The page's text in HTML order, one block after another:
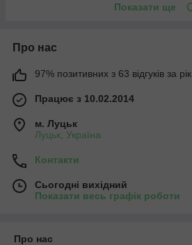
Показати ще
Про нас
97% позитивних з 63 відгуків за рік
Працює з 10.02.2014
м. Луцьк
Луцьк, Україна
Контакти
Сьогодні вихідний
Показати весь графік роботи
Про нас